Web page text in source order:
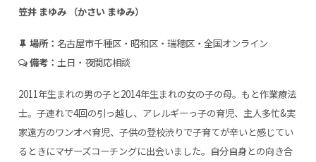
笠井 まゆみ （かさい まゆみ）
場所：名古屋市千種区・昭和区・瑞穂区・全国オンライン
備考： 土日・夜間応相談
2011年生まれの男の子と2014年生まれの女の子の母。もと作業療法
士。子連れで4回の引っ越し、アレルギーっ子の育児、主人多忙&実
家遠方のワンオペ育児、子供の登校渋りで子育てが辛いと感じてい
るときにマザーズコーチングに出会いました。自分自身との向き合